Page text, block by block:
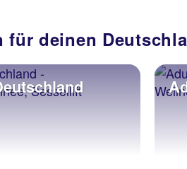
deinen